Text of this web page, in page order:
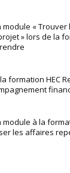
module «
» lors de la
formation HEC
module à la
les affaires